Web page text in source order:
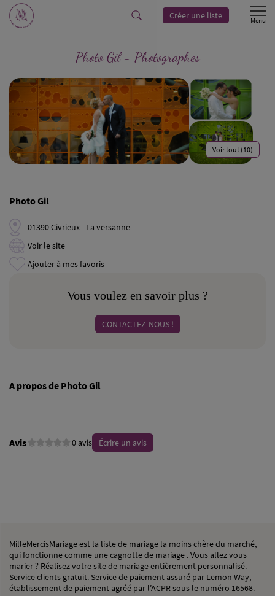
Créer une liste
Photo Gil - Photographes
Voir tout (10)
Photo Gil
01390 Civrieux - La versanne
Voir le site
Ajouter à mes favoris
Vous voulez en savoir plus ?
CONTACTEZ-NOUS !
A propos de Photo Gil
Avis 0 avis Écrire un avis
MilleMercisMariage est la liste de mariage la moins chère du marché,
qui fonctionne comme une cagnotte de mariage . Vous allez vous
marier ? Réalisez votre site de mariage entièrement personnalisé.
Service clients gratuit. Service de paiement assuré par Lemon Way,
établissement de paiement agréé par l’ACPR sous le numéro 16568.